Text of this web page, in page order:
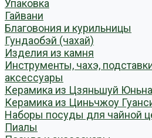
Упаковка
Гайвани
Благовония и курильницы
Гундаобэй (чахай)
Изделия из камня
Инструменты, чахэ,
аксессуары
Керамика из Цзяньшуй
Керамика из Циньчжоу
Наборы посуды для чайной
Пиалы